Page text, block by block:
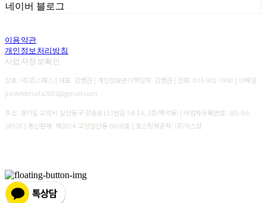
네이버 블로그
이용약관
개인정보처리방침
사업자정보확인
상호: (주)킴스패스 | 대표: 김병권 | 개인정보관리책임자: 김병권 | 전화: 031-902-7960 | 이메일:
pasteldenata2001@gmail.com
주소: 경기도 고양시 일산동구 강송로113번길 54-14, 1층(백석동) | 사업자등록번호: 105-86-
28928 | 통신판매: 제2024-고양일산동-0869호 | 호스팅제공자: (주)식스샵